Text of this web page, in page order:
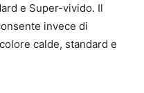
e Super-vivido. Il
invece di
calde, standard e